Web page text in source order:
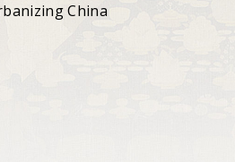
China